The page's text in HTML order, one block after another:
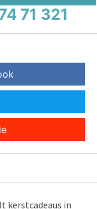
71 321
kerstcadeaus in